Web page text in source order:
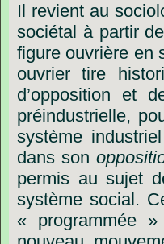
Il revient au
sociétal à partir de
figure ouvrière en
ouvrier tire
d’opposition
et
préindustrielle,
système industriel
dans son
permis au sujet
système social.
« programmée »